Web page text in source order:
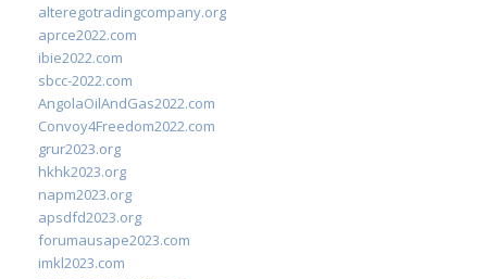
alteregotradingcompany.org
aprce2022.com
ibie2022.com
sbcc-2022.com
AngolaOilAndGas2022.com
Convoy4Freedom2022.com
grur2023.org
hkhk2023.org
napm2023.org
apsdfd2023.org
forumausape2023.com
imkl2023.com